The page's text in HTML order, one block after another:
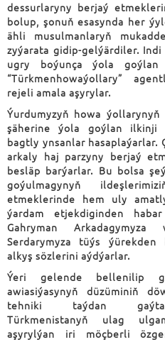
dessurlaryny berjaý
bolup, şonuň esasynda her
ähli musulmanlaryň
zyýarata gidip-gelýärdiler. Indi
ugry boýunça ýola goýlan
“Türkmenhowaýollary”
rejeli amala aşyrylar.
Ýurdumyzyň howa
şäherine ýola goýlan ilkinji
bagtly ynsanlar
arkaly haj parzyny berjaý
besläp barýarlar. Bu bolsa
goýulmagynyň
etmeklerinde hem uly
ýardam etjekdiginden
Gahryman
Serdarymyza tüýs
alkyş sözlerini aýdýarlar.
Ýeri gelende bellenilip
awiasiýasynyň düzüminiň
tehniki taýdan
Türkmenistanyň ulag
aşyrylýan iri möçberli